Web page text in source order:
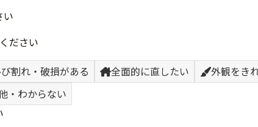
い
ださい
割れ・破損がある 全面的に直したい
外観をき
・わからない